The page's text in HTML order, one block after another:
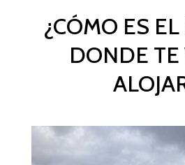
¿CÓMO ES
DONDE TE